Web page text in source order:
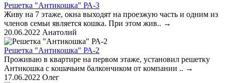
Решетка "Антикошка" РА-3
Живу на 7 этаже, окна выходят на проезжую часть и одним из
членов семьи является кошка. При этом жив.. →
20.06.2022 Анатолий
Решетка "Антикошка" РА-2
Проживаю в квартире на первом этаже, установил решетку
Антикошка с кошачьим балкончиком от компании .. →
17.06.2022 Олег